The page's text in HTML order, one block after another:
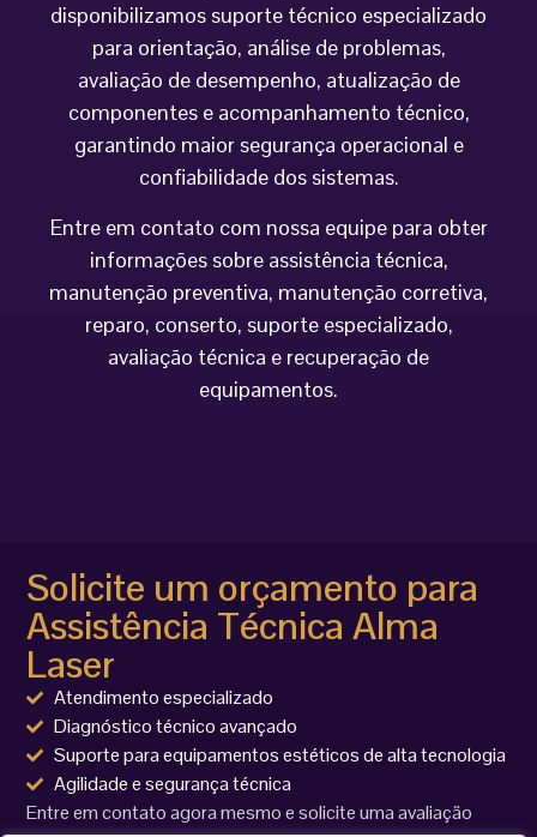
disponibilizamos suporte técnico especializado
para orientação, análise de problemas,
avaliação de desempenho, atualização de
componentes e acompanhamento técnico,
garantindo maior segurança operacional e
confiabilidade dos sistemas.
Entre em contato com nossa equipe para obter
informações sobre assistência técnica,
manutenção preventiva, manutenção corretiva,
reparo, conserto, suporte especializado,
avaliação técnica e recuperação de
equipamentos.
Solicite um orçamento para
Assistência Técnica Alma
Laser
Atendimento especializado
Diagnóstico técnico avançado
Suporte para equipamentos estéticos de alta tecnologia
Agilidade e segurança técnica
Entre em contato agora mesmo e solicite uma avaliação